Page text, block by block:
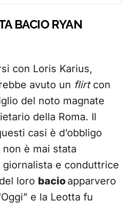
BACIO RYAN
con Loris Karius,
avuto un flirtcon
del noto magnate
della Roma. Il
casi è d’obbligo
è mai stata
giornalista e conduttrice
del loro bacio apparvero
e la Leotta fu